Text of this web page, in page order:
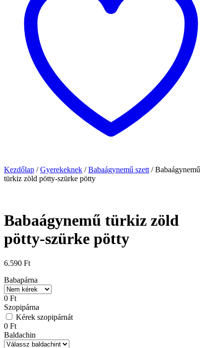
Kezdőlap /Gyerekeknek /Babaágynemű szett /Babaágynemű
türkiz zöld pötty-szürke pötty
Babaágynemű türkiz zöld
pötty-szürke pötty
6.590 Ft
Babapárna
0 Ft
Szopipárna
Kérek szopipárnát
0 Ft
Baldachin